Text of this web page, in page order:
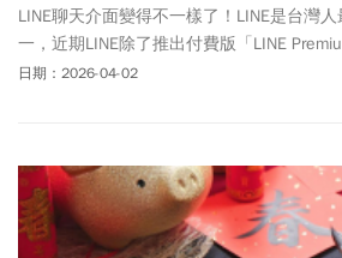
LINE聊天介面變得不一樣了！LINE是台灣
一，近期LINE除了推出付費版「LINE
相關功能及介面。不僅聊天頁面推出全新改
日期：2026-04-02